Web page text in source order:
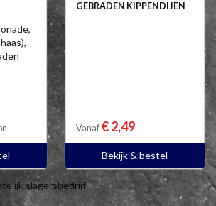
GEBRADEN KIPPENDIJEN
Vanaf € 2,49
Bekijk & bestel
slagersbedrijf